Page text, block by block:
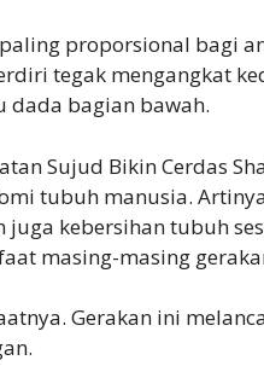
proporsional bagi
tegak mengangkat
bagian bawah.
Sujud Bikin Cerdas
tubuh manusia.
kebersihan tubuh
masing-masing
Gerakan ini